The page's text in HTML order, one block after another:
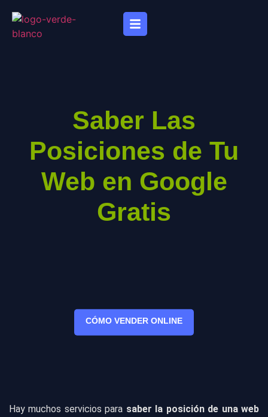
Saber Las
Posiciones de Tu
Web en Google
Gratis
CÓMO VENDER ONLINE
Hay muchos servicios para saber la posición de una web